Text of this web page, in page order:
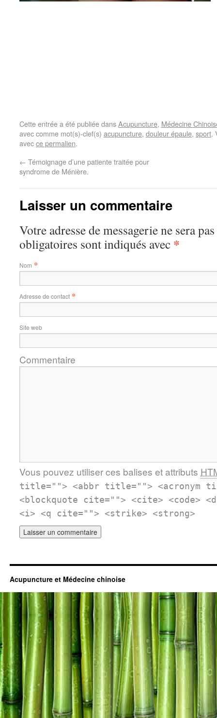
Cette entrée a été publiée dansAcupuncture, Médecine
avec comme mot(s)-clef(s) acupuncture, douleur épaule, sport.
avecce permalien.
← Témoignage d’une patiente traitée pour
syndrome de Ménière.
Laisser un commentaire
Votre adresse de messagerie ne sera
obligatoires sont indiqués avec *
Nom *
Adresse de contact *
Site web
Commentaire
Vous pouvez utiliser ces balises et attributs
title=""> <abbr title=""> <acronym
<blockquote cite=""> <cite> <code>
<i> <q cite=""> <strike> <strong>
Acupuncture et Médecine chinoise